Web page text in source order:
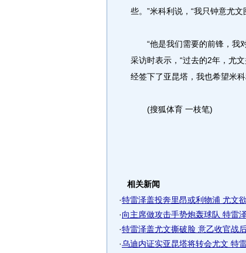
些。”米科利说，“我只钟意尤
“他是我们需要的前锋，我对
采访时表示，“过去的2年，尤
经签下了亚昆塔，我也希望米
(搜狐体育 一枝笔)
相关新闻
·特雷泽盖投奔里昂或利物浦 尤文
·向主席做攻击手势炮轰球队 特雷
·特雷泽盖尤文撕破脸 意乙收官战
·乌迪内证实亚昆塔将转会尤文 特